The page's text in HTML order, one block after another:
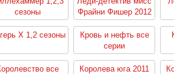
сезоны
Фрайни Фишер 2012
все серии
Х 1,2 сезоны
Кровь и нефть все
серии
все
Королева юга 2011